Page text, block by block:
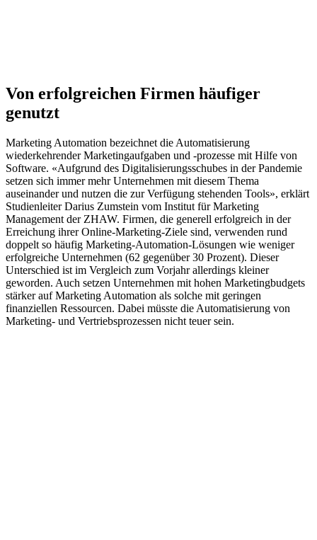
Von erfolgreichen Firmen häufiger
genutzt
Marketing Automation bezeichnet die Automatisierung
wiederkehrender Marketingaufgaben und -prozesse mit Hilfe von
Software. «Aufgrund des Digitalisierungsschubes in der Pandemie
setzen sich immer mehr Unternehmen mit diesem Thema
auseinander und nutzen die zur Verfügung stehenden Tools», erklärt
Studienleiter Darius Zumstein vom Institut für Marketing
Management der ZHAW. Firmen, die generell erfolgreich in der
Erreichung ihrer Online-Marketing-Ziele sind, verwenden rund
doppelt so häufig Marketing-Automation-Lösungen wie weniger
erfolgreiche Unternehmen (62 gegenüber 30 Prozent). Dieser
Unterschied ist im Vergleich zum Vorjahr allerdings kleiner
geworden. Auch setzen Unternehmen mit hohen Marketingbudgets
stärker auf Marketing Automation als solche mit geringen
finanziellen Ressourcen. Dabei müsste die Automatisierung von
Marketing- und Vertriebsprozessen nicht teuer sein.